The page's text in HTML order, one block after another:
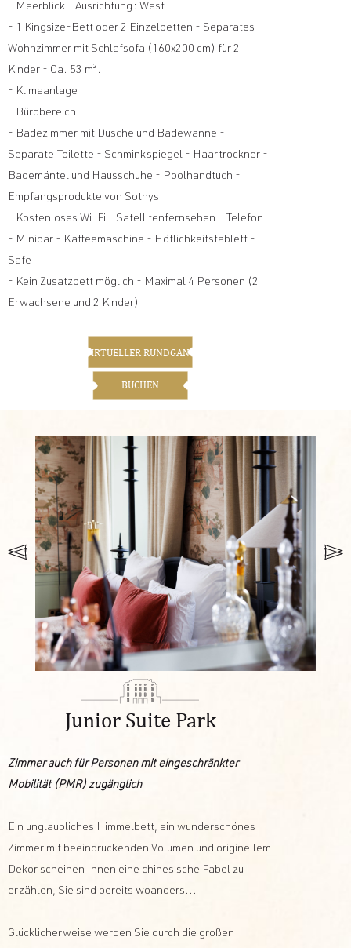
- Meerblick - Ausrichtung: West
- 1 Kingsize-Bett oder 2 Einzelbetten - Separates
Wohnzimmer mit Schlafsofa (160x200 cm) für 2
Kinder - Ca. 53 m².
- Klimaanlage
- Bürobereich
- Badezimmer mit Dusche und Badewanne -
Separate Toilette - Schminkspiegel - Haartrockner -
Bademäntel und Hausschuhe - Poolhandtuch -
Empfangsprodukte von Sothys
- Kostenloses Wi-Fi - Satellitenfernsehen - Telefon
- Minibar - Kaffeemaschine - Höflichkeitstablett -
Safe
- Kein Zusatzbett möglich - Maximal 4 Personen (2
Erwachsene und 2 Kinder)
VIRTUELLER RUNDGANG
BUCHEN
Junior Suite Park
Zimmer auch für Personen mit eingeschränkter
Mobilität (PMR) zugänglich
Ein unglaubliches Himmelbett, ein wunderschönes
Zimmer mit beeindruckenden Volumen und originellem
Dekor scheinen Ihnen eine chinesische Fabel zu
erzählen, Sie sind bereits woanders...
Glücklicherweise werden Sie durch die großen